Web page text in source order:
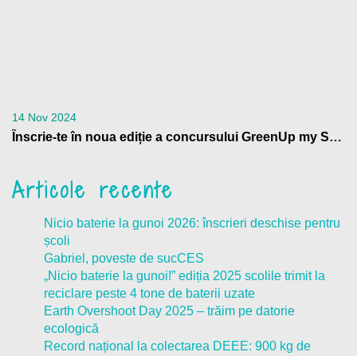
14 Nov 2024
Înscrie-te în noua ediție a concursului GreenUp my School
Articole recente
Nicio baterie la gunoi 2026: înscrieri deschise pentru
școli
Gabriel, poveste de sucCES
„Nicio baterie la gunoi!” ediția 2025 scolile trimit la
reciclare peste 4 tone de baterii uzate
Earth Overshoot Day 2025 – trăim pe datorie
ecologică
Record național la colectarea DEEE: 900 kg de